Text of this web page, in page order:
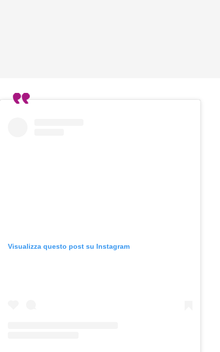
Visualizza questo post su Instagram